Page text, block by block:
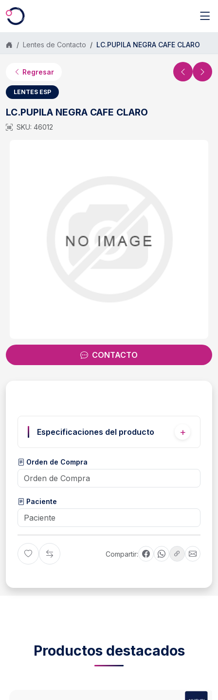
Saltar al contenido principal
Lentes de Contacto LC.PUPILA NEGRA CAFE CLARO
Regresar
LENTES ESP
LC.PUPILA NEGRA CAFE CLARO
SKU: 46012
CONTACTO
Especificaciones del producto
Orden de Compra
Paciente
Compartir:
Productos destacados